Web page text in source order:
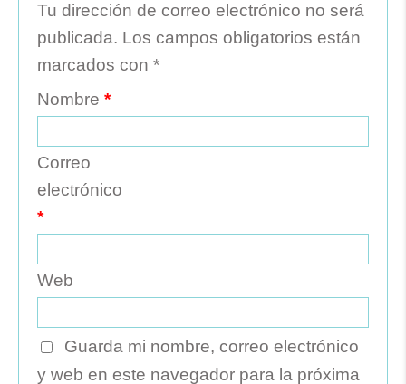
Tu dirección de correo electrónico no será
publicada. Los campos obligatorios están
marcados con *
Nombre *
Correo
electrónico
*
Web
Guarda mi nombre, correo electrónico
y web en este navegador para la próxima